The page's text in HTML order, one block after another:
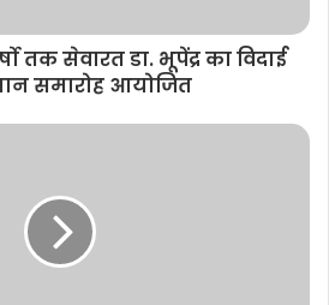
तक सेवारत डा. भूपेंद्र का विदाई
समारोह आयोजित